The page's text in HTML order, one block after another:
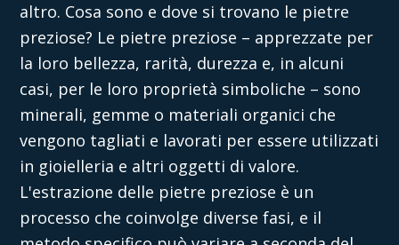
altro. Cosa sono e dove si trovano le pietre
preziose? Le pietre preziose – apprezzate per
la loro bellezza, rarità, durezza e, in alcuni
casi, per le loro proprietà simboliche – sono
minerali, gemme o materiali organici che
vengono tagliati e lavorati per essere utilizzati
in gioielleria e altri oggetti di valore.
L'estrazione delle pietre preziose è un
processo che coinvolge diverse fasi, e il